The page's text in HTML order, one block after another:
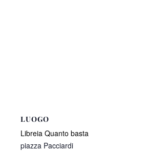
LUOGO
Libreia Quanto basta
piazza Pacciardi